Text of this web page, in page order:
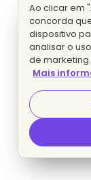
Ao clicar em
concorda
dispositivo
analisar o
de marketing.
Mais